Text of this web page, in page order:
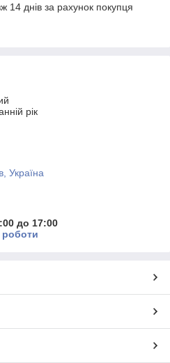
14 днів за рахунок покупця
рік
Україна
до 17:00
роботи